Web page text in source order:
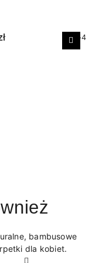
+4